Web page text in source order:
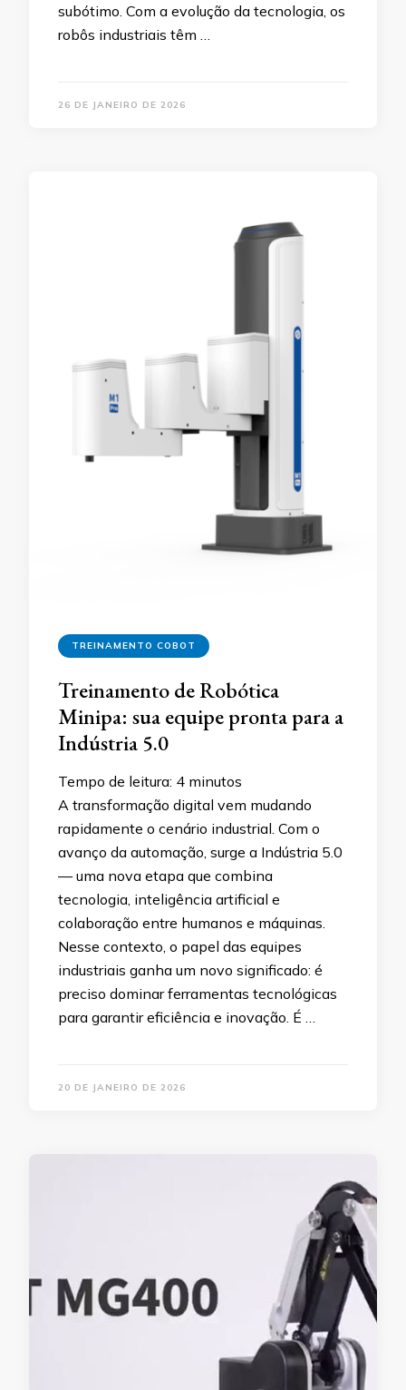
subótimo. Com a evolução da tecnologia, os
robôs industriais têm …
26 DE JANEIRO DE 2026
TREINAMENTO COBOT
Treinamento de Robótica
Minipa: sua equipe pronta para a
Indústria 5.0
Tempo de leitura: 4 minutos
A transformação digital vem mudando
rapidamente o cenário industrial. Com o
avanço da automação, surge a Indústria 5.0
— uma nova etapa que combina
tecnologia, inteligência artificial e
colaboração entre humanos e máquinas.
Nesse contexto, o papel das equipes
industriais ganha um novo significado: é
preciso dominar ferramentas tecnológicas
para garantir eficiência e inovação. É …
20 DE JANEIRO DE 2026